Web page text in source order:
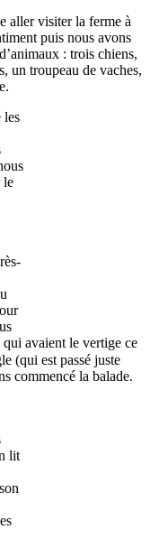
aller visiter la ferme à
puis nous avons
: trois chiens,
un troupeau de vaches,
les
le
qui avaient le vertige ce
(qui est passé juste
commencé la balade.
lit